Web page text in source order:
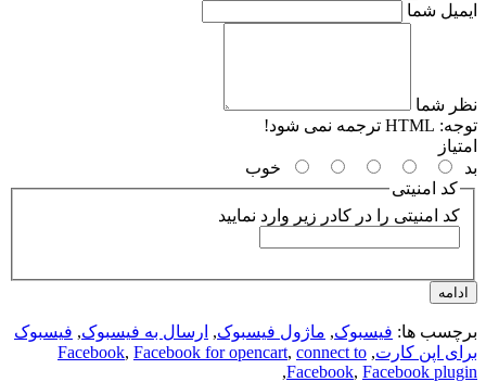
ایمیل شما
نظر شما
توجه:
امتیاز
بد
خوب
کد امنیتی
کد امنیتی را در کادر زیر وارد نمایید
ادامه
برچسب ها: فیسبوک, ماژول فیسبوک, ارسال به فیسبوک, فیسبوک
برای اپن کارت,
Facebook, Facebook for opencart, connect to
Facebook, Facebook plugin
,